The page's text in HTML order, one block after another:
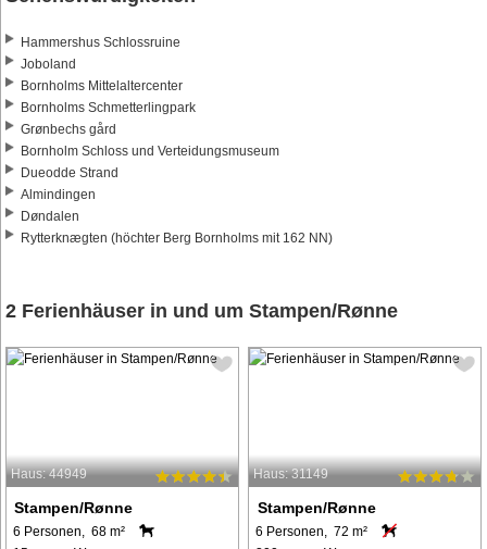
Hammershus Schlossruine
Joboland
Bornholms Mittelaltercenter
Bornholms Schmetterlingpark
Grønbechs gård
Bornholm Schloss und Verteidungsmuseum
Dueodde Strand
Almindingen
Døndalen
Rytterknægten (höchter Berg Bornholms mit 162 NN)
2 Ferienhäuser in und um Stampen/Rønne
Haus: 44949
Stampen/Rønne
6 Personen, 68 m²
Haus: 31149
Stampen/Rønne
6 Personen, 72 m²